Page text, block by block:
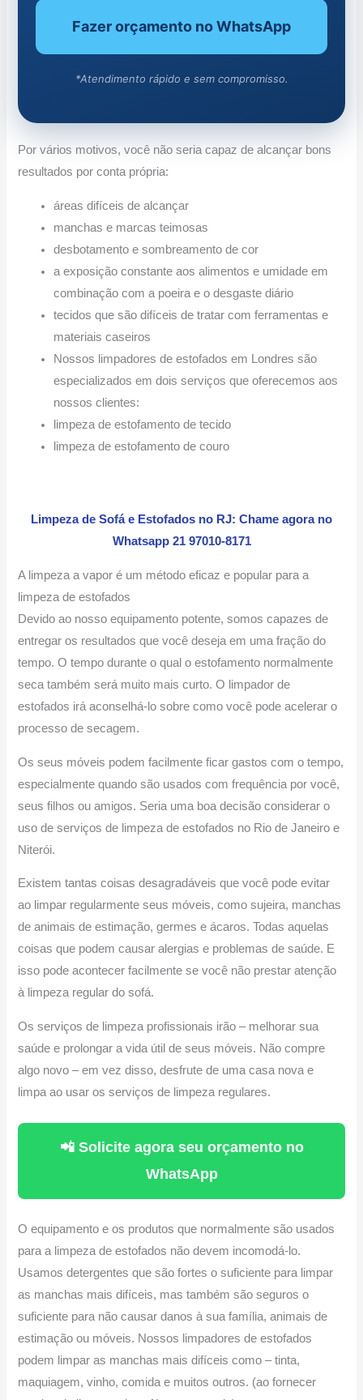
Fazer orçamento no WhatsApp
*Atendimento rápido e sem compromisso.
Por vários motivos, você não seria capaz de alcançar bons
resultados por conta própria:
áreas difíceis de alcançar
manchas e marcas teimosas
desbotamento e sombreamento de cor
a exposição constante aos alimentos e umidade em
combinação com a poeira e o desgaste diário
tecidos que são difíceis de tratar com ferramentas e
materiais caseiros
Nossos limpadores de estofados em Londres são
especializados em dois serviços que oferecemos aos
nossos clientes:
limpeza de estofamento de tecido
limpeza de estofamento de couro
Limpeza de Sofá e Estofados no RJ: Chame agora no
Whatsapp 21 97010-8171
A limpeza a vapor é um método eficaz e popular para a
limpeza de estofados
Devido ao nosso equipamento potente, somos capazes de
entregar os resultados que você deseja em uma fração do
tempo. O tempo durante o qual o estofamento normalmente
seca também será muito mais curto. O limpador de
estofados irá aconselhá-lo sobre como você pode acelerar o
processo de secagem.
Os seus móveis podem facilmente ficar gastos com o tempo,
especialmente quando são usados ​​com frequência por você,
seus filhos ou amigos. Seria uma boa decisão considerar o
uso de serviços de limpeza de estofados no Rio de Janeiro e
Niterói.
Existem tantas coisas desagradáveis ​​que você pode evitar
ao limpar regularmente seus móveis, como sujeira, manchas
de animais de estimação, germes e ácaros. Todas aquelas
coisas que podem causar alergias e problemas de saúde. E
isso pode acontecer facilmente se você não prestar atenção
à limpeza regular do sofá.
Os serviços de limpeza profissionais irão – melhorar sua
saúde e prolongar a vida útil de seus móveis. Não compre
algo novo – em vez disso, desfrute de uma casa nova e
limpa ao usar os serviços de limpeza regulares.
📲 Solicite agora seu orçamento no
WhatsApp
O equipamento e os produtos que normalmente são usados ​​
para a limpeza de estofados não devem incomodá-lo.
Usamos detergentes que são fortes o suficiente para limpar
as manchas mais difíceis, mas também são seguros o
suficiente para não causar danos à sua família, animais de
estimação ou móveis. Nossos limpadores de estofados
podem limpar as manchas mais difíceis como – tinta,
maquiagem, vinho, comida e muitos outros. (ao fornecer